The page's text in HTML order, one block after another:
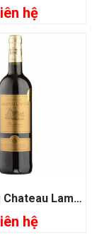
hệ
Rượu vang Chateau Lamothe Castera Bordeaux
hệ